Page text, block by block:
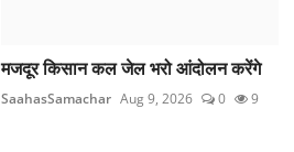
मजदूर किसान कल जेल भरो आंदोलन करेंगे
SaahasSamachar Aug 9, 2026 0 9